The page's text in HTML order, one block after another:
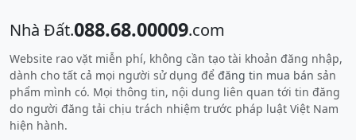
Nhà Đất.088.68.00009.com
Website rao vặt miễn phí, không cần tạo tài khoản đăng nhập,
dành cho tất cả mọi người sử dụng để đăng tin mua bán sản
phẩm mình có. Mọi thông tin, nội dung liên quan tới tin đăng
do người đăng tải chịu trách nhiệm trước pháp luật Việt Nam
hiện hành.